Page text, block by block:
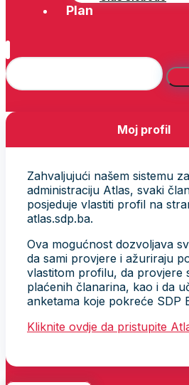
Plan
Moj profil
Zahvaljujući našem sistemu za
administraciju Atlas, svaki
posjeduje vlastiti profil na
atlas.sdp.ba.
Ova mogućnost dozvoljava
da sami provjere i ažuriraju
vlastitom profilu, da provjere
plaćenih članarina, kao i da
anketama koje pokreće SDP
Kliknite ovdje da pristupite